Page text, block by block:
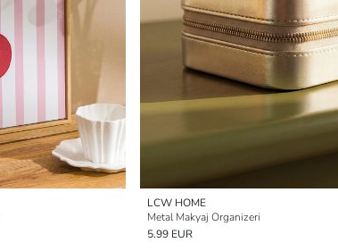
LCW HOME
Metal Makyaj Organizeri
5.99 EUR